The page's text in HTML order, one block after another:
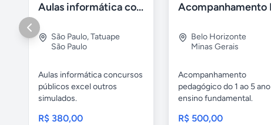
Aulas informática concursos
São Paulo,Tatuape
São Paulo
Aulas informática concursos
públicos excel outros
simulados.
R$ 380,00
Belo Horizonte
Minas Gerais
Acompanhamento
pedagógico do 1 ao 5 ano
ensino fundamental.
R$ 500,00